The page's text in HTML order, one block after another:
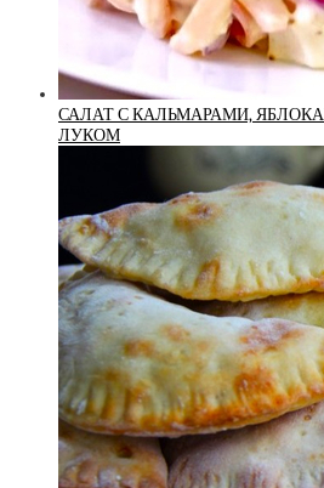
САЛАТ С КАЛЬМАРАМИ,
ЛУКОМ